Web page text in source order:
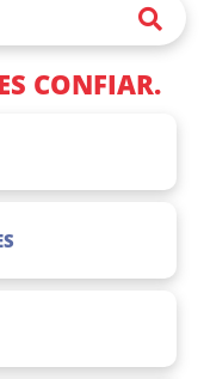
CONFIAR.